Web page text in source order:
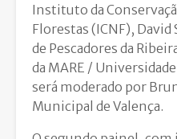
Instituto da
Florestas (ICNF), David
de Pescadores da
da MARE /
será moderado por
Municipal de Valença.